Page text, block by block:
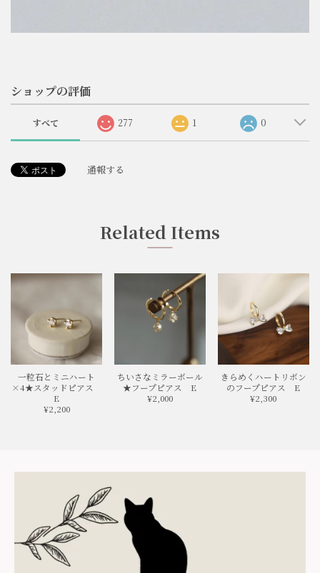
ショップの評価
すべて 277 1 0
通報する
Related Items
一粒石とミニハート
×4★スタッドピアス
E
¥2,200
ちいさなミラーボール
★フープピアス E
¥2,000
きらめくハートリボン
のフープピアス E
¥2,300